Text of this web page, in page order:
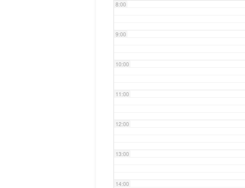
8:00
9:00
10:00
11:00
12:00
13:00
14:00